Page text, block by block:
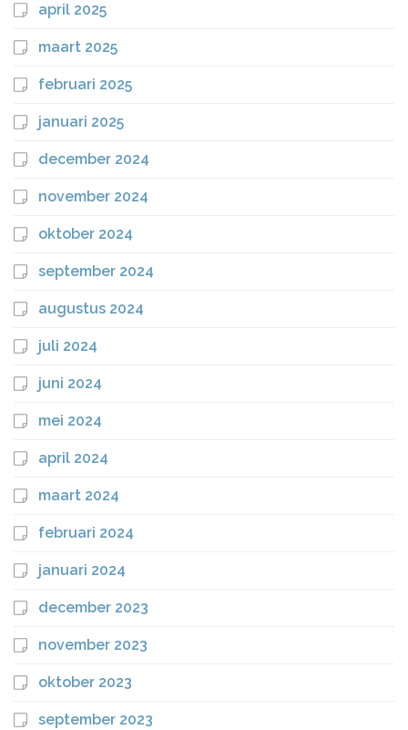
april 2025
maart 2025
februari 2025
januari 2025
december 2024
november 2024
oktober 2024
september 2024
augustus 2024
juli 2024
juni 2024
mei 2024
april 2024
maart 2024
februari 2024
januari 2024
december 2023
november 2023
oktober 2023
september 2023